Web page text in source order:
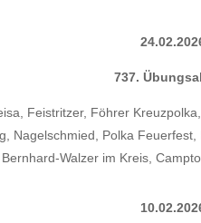
737.
Feistritzer, Föhrer
Nagelschmied, Polka Feuerfest,
Bernhard-Walzer im Kreis,